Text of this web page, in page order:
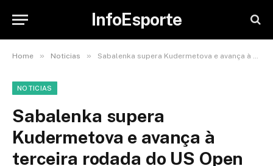
InfoEsporte
Home » Noticias » Sabalenka supera Kudermetova e avança à terceira rodada do US Open
NOTICIAS
Sabalenka supera
Kudermetova e avança à
terceira rodada do US Open